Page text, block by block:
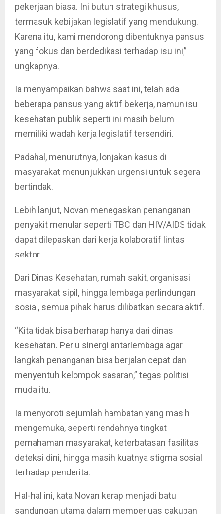
pekerjaan biasa. Ini butuh strategi khusus,
termasuk kebijakan legislatif yang mendukung.
Karena itu, kami mendorong dibentuknya pansus
yang fokus dan berdedikasi terhadap isu ini,”
ungkapnya.
Ia menyampaikan bahwa saat ini, telah ada
beberapa pansus yang aktif bekerja, namun isu
kesehatan publik seperti ini masih belum
memiliki wadah kerja legislatif tersendiri.
Padahal, menurutnya, lonjakan kasus di
masyarakat menunjukkan urgensi untuk segera
bertindak.
Lebih lanjut, Novan menegaskan penanganan
penyakit menular seperti TBC dan HIV/AIDS tidak
dapat dilepaskan dari kerja kolaboratif lintas
sektor.
Dari Dinas Kesehatan, rumah sakit, organisasi
masyarakat sipil, hingga lembaga perlindungan
sosial, semua pihak harus dilibatkan secara aktif.
“Kita tidak bisa berharap hanya dari dinas
kesehatan. Perlu sinergi antarlembaga agar
langkah penanganan bisa berjalan cepat dan
menyentuh kelompok sasaran,” tegas politisi
muda itu.
Ia menyoroti sejumlah hambatan yang masih
mengemuka, seperti rendahnya tingkat
pemahaman masyarakat, keterbatasan fasilitas
deteksi dini, hingga masih kuatnya stigma sosial
terhadap penderita.
Hal-hal ini, kata Novan kerap menjadi batu
sandungan utama dalam memperluas cakupan